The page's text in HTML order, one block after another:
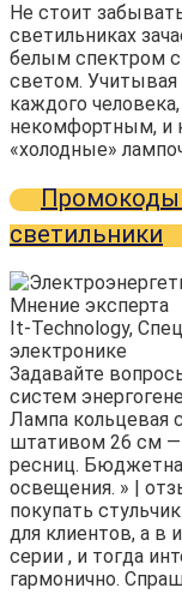
Не стоит
светильниках
белым спектром
светом.
каждого
некомфортным, и
«холодные»
Промокоды
светильники
Мнение эксперта
It-Technology,
электронике
Задавайте
систем
Лампа кольцевая
штативом 26 см —
ресниц.
освещения. » |
покупать
для клиентов, а в
серии , и тогда
гармонично.